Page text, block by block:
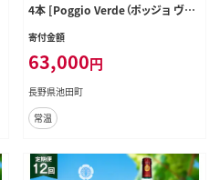
4本 [Poggio Verde（ポッジョ ヴェ
ルデ） 長野県 池田町 48110683] 赤
ワイン わいん 国産ぶどう使用 お酒
酒 アルコール
寄付金額
63,000円
長野県池田町
常温